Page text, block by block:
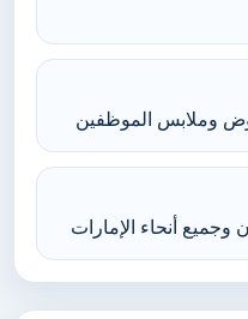
وملابس الموظفين
أنحاء الإمارات